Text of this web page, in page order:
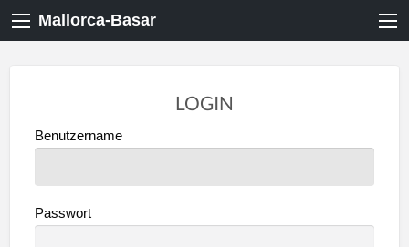
Mallorca-Basar
LOGIN
Benutzername
Passwort